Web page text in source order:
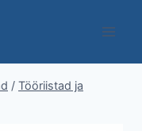
/ Tööriistad ja